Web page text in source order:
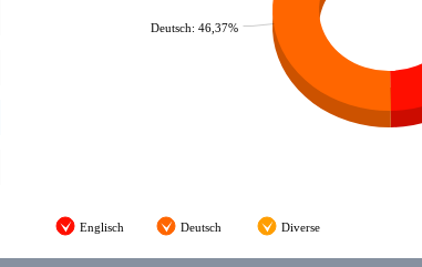
Deutsch: 46,37%
Englisch Deutsch Diverse